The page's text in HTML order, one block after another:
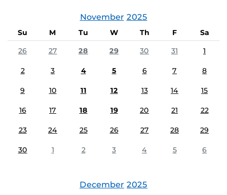
November 2025
Su M Tu W Th F
Sa
26
27 28 29 30 31 1
2 3 4 5 6 7 8
9 10 11 12 13 14 15
16 17 18 19 20 21 22
23 24 25 26 27 28 29
30 1 2 3 4 5 6
December 2025